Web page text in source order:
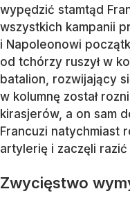
wypędzić stamtąd
wszystkich kampanii
i Napoleonowi
od tchórzy ruszył w
batalion, rozwijający
w kolumnę został
kirasjerów, a on sam
Francuzi natychmiast
artylerię i zaczęli
Zwycięstwo